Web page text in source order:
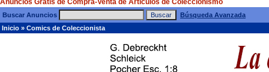
Anuncios Gratis de Compra-Venta de Articulos de Coleccionismo
Buscar Anuncios
Búsqueda Avanzada
Inicio » Comics de Coleccionista